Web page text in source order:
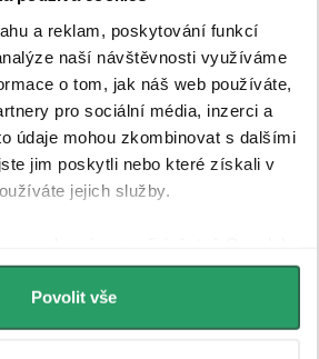
a reklam, poskytování funkcí
naší návštěvnosti využíváme
o tom, jak náš web používáte,
pro sociální média, inzerci a
údaje mohou zkombinovat s dalšími
jim poskytli nebo které získali v
jejich služby.
pro analytiku a
Jak Google zpracovává
na stránkách
Povolit vše